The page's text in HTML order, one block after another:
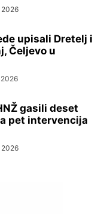
upisali Dretelj i
Čeljevo u
gasili deset
pet intervencija
2026